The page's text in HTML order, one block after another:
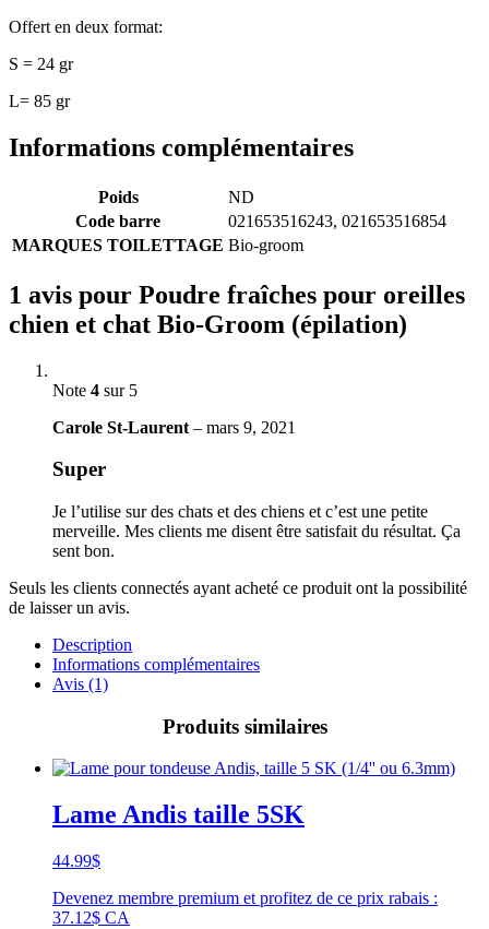
Offert en deux format:
S = 24 gr
L= 85 gr
Informations complémentaires
Poids
ND
Code barre
021653516243, 021653516854
MARQUES TOILETTAGE Bio-groom
1 avis pour Poudre fraîches pour oreilles
chien et chat Bio-Groom (épilation)
Note 4 sur 5
Carole St-Laurent – mars 9, 2021
Super
Je l’utilise sur des chats et des chiens et c’est une petite
merveille. Mes clients me disent être satisfait du résultat. Ça
sent bon.
Seuls les clients connectés ayant acheté ce produit ont la possibilité
de laisser un avis.
Description
Informations complémentaires
Avis (1)
Produits similaires
Lame Andis taille 5SK
44.99$
Devenez membre premium et profitez de ce prix rabais :
37.12$ CA